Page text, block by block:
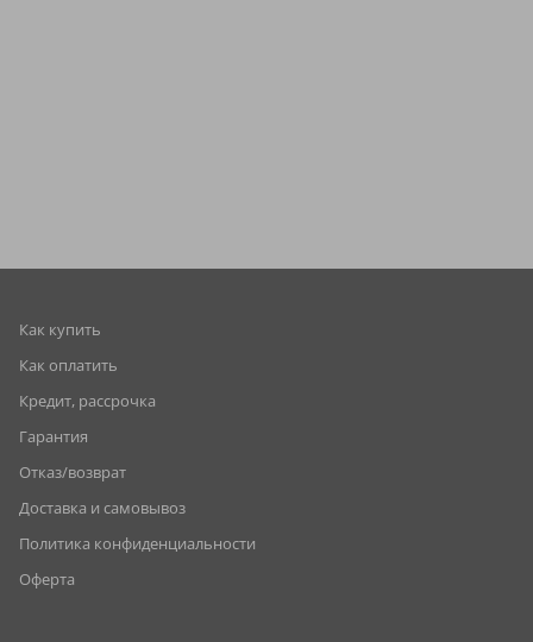
Как купить
Как оплатить
Кредит, рассрочка
Гарантия
Отказ/возврат
Доставка и самовывоз
Политика конфиденциальности
Оферта